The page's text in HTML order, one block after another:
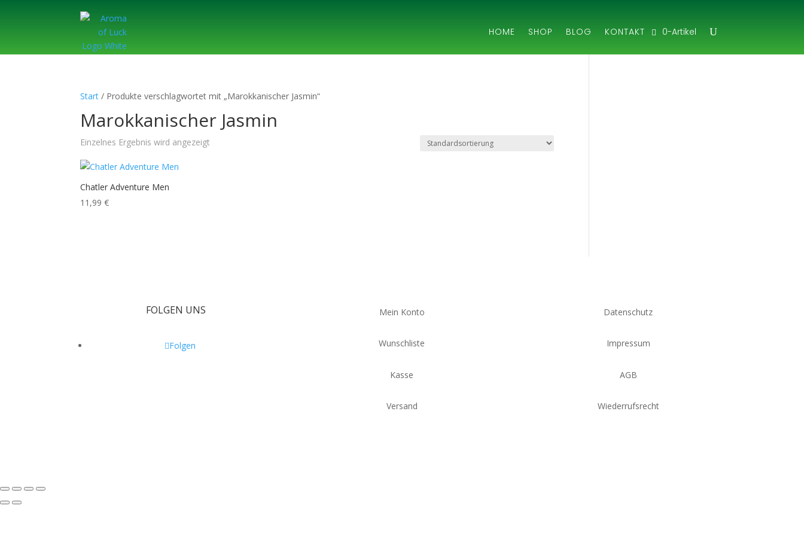
HOME SHOP BLOG KONTAKT 0-Artikel
Start / Produkte verschlagwortet mit „Marokkanischer Jasmin“
Marokkanischer Jasmin
Einzelnes Ergebnis wird angezeigt
Chatler Adventure Men
11,99€
FOLGEN UNS
Folgen
Mein Konto
Wunschliste
Kasse
Versand
Datenschutz
Impressum
AGB
Wiederrufsrecht